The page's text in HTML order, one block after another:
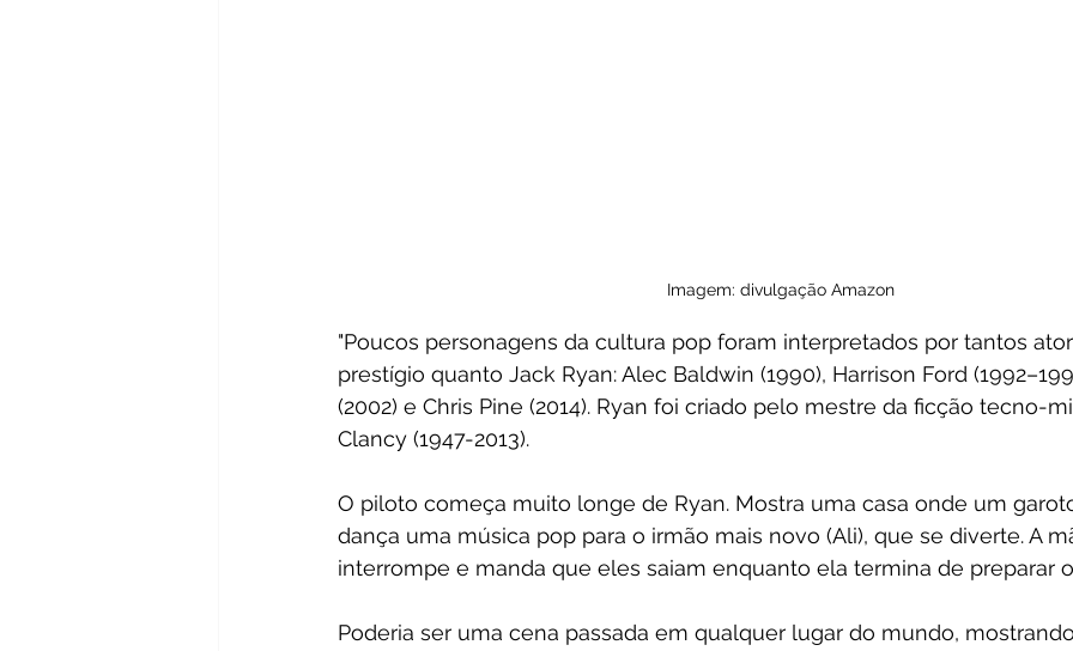
Imagem: divulgação Amazon
"Poucos personagens da cultura pop foram interpretados por tantos
prestígio quanto Jack Ryan: Alec Baldwin (1990), Harrison Ford
(2002) e Chris Pine (2014). Ryan foi criado pelo mestre da ficção tecno-
Clancy (1947-2013).
O piloto começa muito longe de Ryan. Mostra uma casa onde um
dança uma música pop para o irmão mais novo (Ali), que se diverte. A
interrompe e manda que eles saiam enquanto ela termina de preparar
Poderia ser uma cena passada em qualquer lugar do mundo,